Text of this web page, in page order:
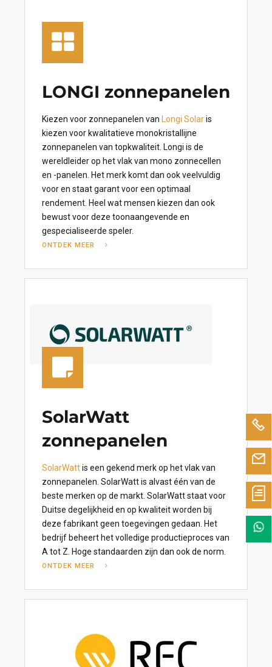
LONGI zonnepanelen
Kiezen voor zonnepanelen van Longi Solaris
kiezen voor kwalitatieve monokristallijne
zonnepanelen van topkwaliteit. Longi is de
wereldleider op het vlak van mono zonnecellen
en -panelen. Het merk komt dan ook veelvuldig
voor en staat garant voor een optimaal
rendement. Heel wat mensen kiezen dan ook
bewust voor deze toonaangevende en
gespecialiseerde speler.
ONTDEK MEER
SolarWatt
zonnepanelen
SolarWattis een gekend merk op het vlak van
zonnepanelen. SolarWatt is alvast één van de
beste merken op de markt. SolarWatt staat voor
Duitse degelijkheid en op kwaliteit worden bij
deze fabrikant geen toegevingen gedaan. Het
bedrijf beheert het volledige productieproces van
A tot Z. Hoge standaarden zijn dan ook de norm.
ONTDEK MEER